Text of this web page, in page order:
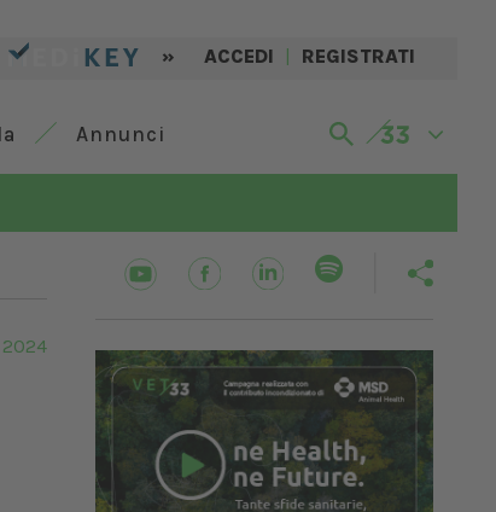
» ACCEDI | REGISTRATI
Annunci